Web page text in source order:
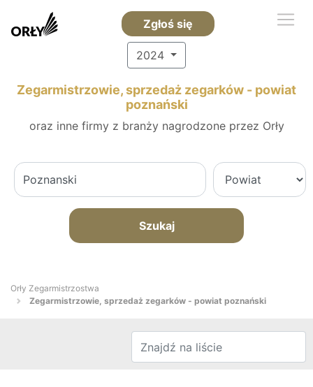
Zgłoś się
2024
Zegarmistrzowie, sprzedaż zegarków - powiat
poznański
oraz inne firmy z branży nagrodzone przez Orły
Szukaj
Orły Zegarmistrzostwa
Zegarmistrzowie, sprzedaż zegarków - powiat poznański